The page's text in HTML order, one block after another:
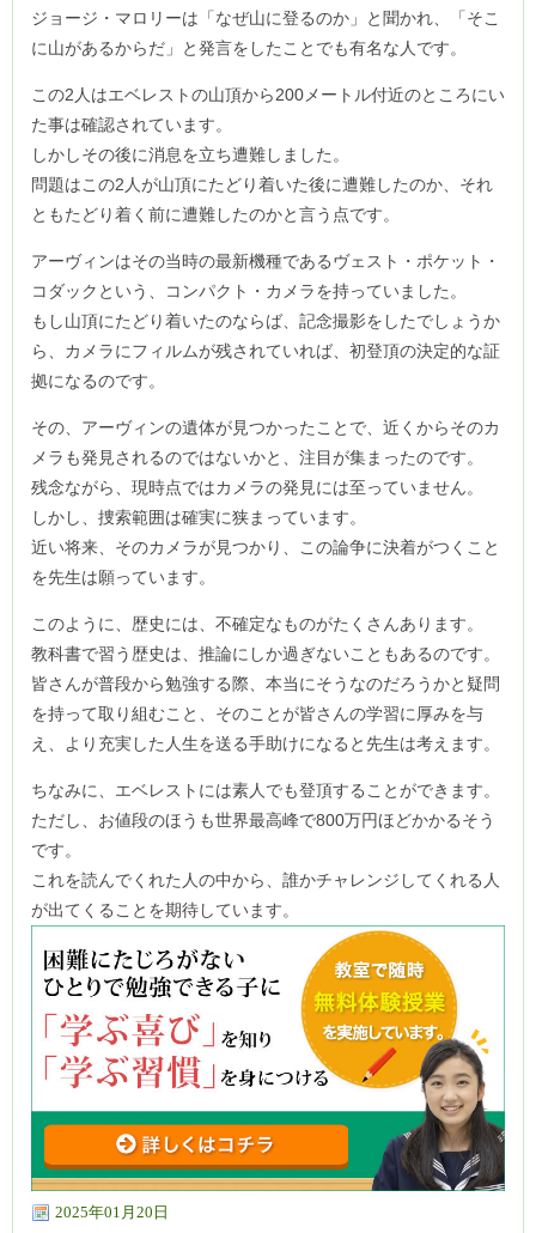
ジョージ・マロリーは「なぜ山に登るのか」と聞かれ、「そこ
に山があるからだ」と発言をしたことでも有名な人です。
この2人はエベレストの山頂から200メートル付近のところにい
た事は確認されています。
しかしその後に消息を立ち遭難しました。
問題はこの2人が山頂にたどり着いた後に遭難したのか、それ
ともたどり着く前に遭難したのかと言う点です。
アーヴィンはその当時の最新機種であるヴェスト・ポケット・
コダックという、コンパクト・カメラを持っていました。
もし山頂にたどり着いたのならば、記念撮影をしたでしょうか
ら、カメラにフィルムが残されていれば、初登頂の決定的な証
拠になるのです。
その、アーヴィンの遺体が見つかったことで、近くからそのカ
メラも発見されるのではないかと、注目が集まったのです。
残念ながら、現時点ではカメラの発見には至っていません。
しかし、捜索範囲は確実に狭まっています。
近い将来、そのカメラが見つかり、この論争に決着がつくこと
を先生は願っています。
このように、歴史には、不確定なものがたくさんあります。
教科書で習う歴史は、推論にしか過ぎないこともあるのです。
皆さんが普段から勉強する際、本当にそうなのだろうかと疑問
を持って取り組むこと、そのことが皆さんの学習に厚みを与
え、より充実した人生を送る手助けになると先生は考えます。
ちなみに、エベレストには素人でも登頂することができます。
ただし、お値段のほうも世界最高峰で800万円ほどかかるそう
です。
これを読んでくれた人の中から、誰かチャレンジしてくれる人
が出てくることを期待しています。
2025年01月20日